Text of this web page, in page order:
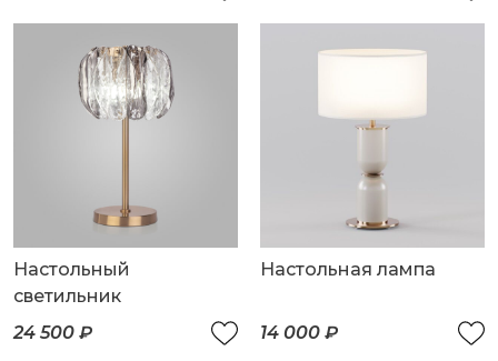
Настольный
светильник
24 500 ₽
Настольная лампа
14 000 ₽